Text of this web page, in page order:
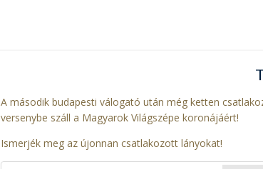
A második budapesti válogató után még ketten
versenybe száll a Magyarok Világszépe koronájáért!
Ismerjék meg az újonnan csatlakozott lányokat!